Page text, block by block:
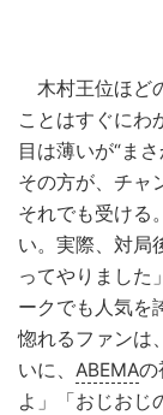
木村王位ほど
ことはすぐにわ
目は薄いが“ま
その方が、チャ
それでも受ける
い。実際、対局
ってやりました
ークでも人気を
惚れるファンは
いに、 ABEMAの
よ」「おじおじ